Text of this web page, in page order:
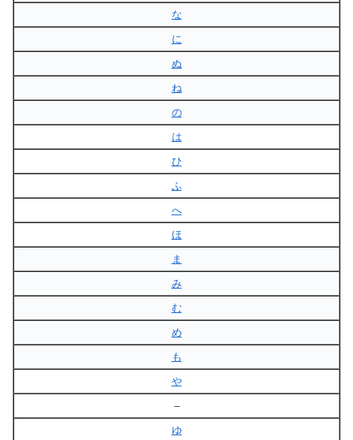
な
に
ぬ
ね
の
は
ひ
ふ
へ
ほ
ま
み
む
め
も
や
–
ゆ